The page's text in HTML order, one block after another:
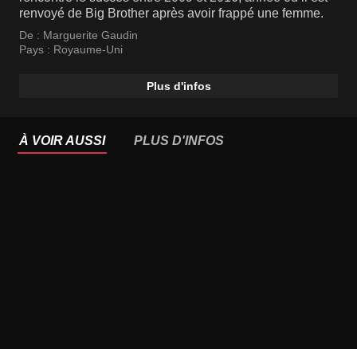
renvoyé de Big Brother après avoir frappé une femme.
De : Marguerite Gaudin
Pays : Royaume-Uni
Plus d'infos
À VOIR AUSSI PLUS D'INFOS